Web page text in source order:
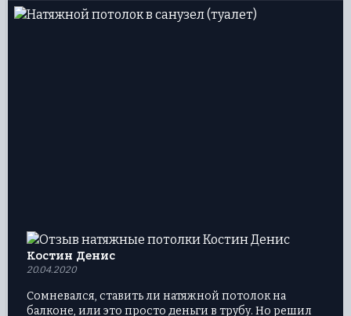
загорелось. Очень рекомендую! Цена полностью
оправдана качеством.
Костин Денис
20.04.2020
Сомневался, ставить ли натяжной потолок на
балконе, или это просто деньги в трубу. Но решил